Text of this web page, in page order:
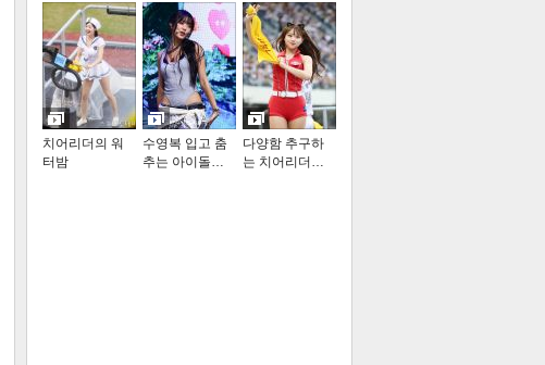
치어리더의 워
터밤
수영복 입고 춤
추는 아이돌…
다양함 추구하
는 치어리더…